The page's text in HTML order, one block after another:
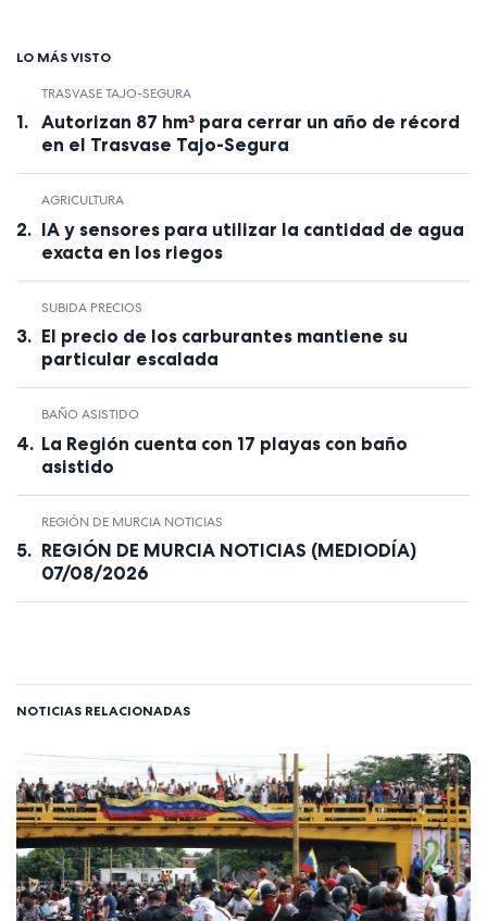
LO MÁS VISTO
TRASVASE TAJO-SEGURA
Autorizan 87 hm³ para cerrar un año de récord
en el Trasvase Tajo-Segura
AGRICULTURA
IA y sensores para utilizar la cantidad de agua
exacta en los riegos
SUBIDA PRECIOS
El precio de los carburantes mantiene su
particular escalada
BAÑO ASISTIDO
La Región cuenta con 17 playas con baño
asistido
REGIÓN DE MURCIA NOTICIAS
REGIÓN DE MURCIA NOTICIAS (MEDIODÍA)
07/08/2026
NOTICIAS RELACIONADAS